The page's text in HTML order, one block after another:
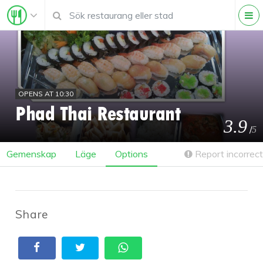
OPENS AT 10:30
Phad Thai Restaurant 3.9 /5
Gemenskap Läge Options Report
Share